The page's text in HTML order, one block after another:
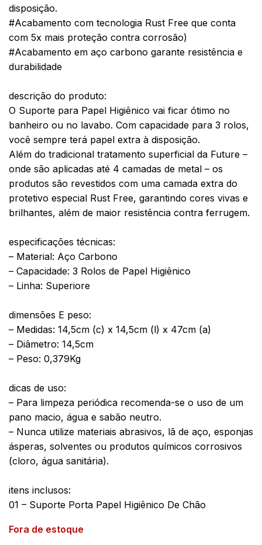
disposição.
#Acabamento com tecnologia Rust Free que conta
com 5x mais proteção contra corrosão)
#Acabamento em aço carbono garante resistência e
durabilidade
descrição do produto:
O Suporte para Papel Higiênico vai ficar ótimo no
banheiro ou no lavabo. Com capacidade para 3 rolos,
você sempre terá papel extra à disposição.
Além do tradicional tratamento superficial da Future –
onde são aplicadas até 4 camadas de metal – os
produtos são revestidos com uma camada extra do
protetivo especial Rust Free, garantindo cores vivas e
brilhantes, além de maior resistência contra ferrugem.
especificações técnicas:
– Material: Aço Carbono
– Capacidade: 3 Rolos de Papel Higiênico
– Linha: Superiore
dimensões E peso:
– Medidas: 14,5cm (c) x 14,5cm (l) x 47cm (a)
– Diâmetro: 14,5cm
– Peso: 0,379Kg
dicas de uso:
– Para limpeza periódica recomenda-se o uso de um
pano macio, água e sabão neutro.
– Nunca utilize materiais abrasivos, lã de aço, esponjas
ásperas, solventes ou produtos químicos corrosivos
(cloro, água sanitária).
itens inclusos:
01 – Suporte Porta Papel Higiênico De Chão
Fora de estoque